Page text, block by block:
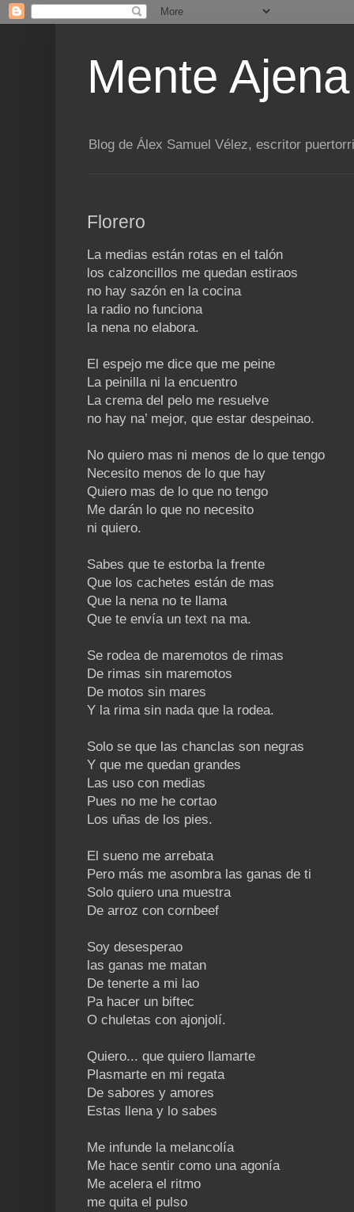
Mente Ajena
Blog de Álex Samuel Vélez, escritor
Florero
La medias están rotas en el talón
los calzoncillos me quedan estiraos
no hay sazón en la cocina
la radio no funciona
la nena no elabora.
El espejo me dice que me peine
La peinilla ni la encuentro
La crema del pelo me resuelve
no hay na’ mejor, que estar despeinao.
No quiero mas ni menos de lo que tengo
Necesito menos de lo que hay
Quiero mas de lo que no tengo
Me darán lo que no necesito
ni quiero.
Sabes que te estorba la frente
Que los cachetes están de mas
Que la nena no te llama
Que te envía un text na ma.
Se rodea de maremotos de rimas
De rimas sin maremotos
De motos sin mares
Y la rima sin nada que la rodea.
Solo se que las chanclas son negras
Y que me quedan grandes
Las uso con medias
Pues no me he cortao
Los uñas de los pies.
El sueno me arrebata
Pero más me asombra las ganas de ti
Solo quiero una muestra
De arroz con cornbeef
Soy desesperao
las ganas me matan
De tenerte a mi lao
Pa hacer un biftec
O chuletas con ajonjolí.
Quiero... que quiero llamarte
Plasmarte en mi regata
De sabores y amores
Estas llena y lo sabes
Me infunde la melancolía
Me hace sentir como una agonía
Me acelera el ritmo
me quita el pulso